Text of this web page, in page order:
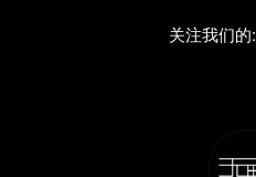
关注我们的: